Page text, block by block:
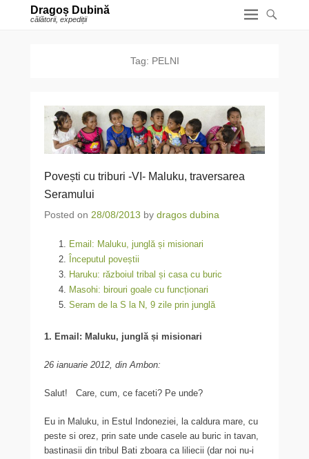
Dragoș Dubină
călătorii, expediții
Tag: PELNI
Povești cu triburi -VI- Maluku, traversarea
Seramului
Posted on 28/08/2013 by dragos dubina
Email: Maluku, junglă și misionari
Începutul poveștii
Haruku: războiul tribal și casa cu buric
Masohi: birouri goale cu funcționari
Seram de la S la N, 9 zile prin junglă
1. Email: Maluku, junglă și misionari
26 ianuarie 2012, din Ambon:
Salut! Care, cum, ce faceti? Pe unde?
Eu in Maluku, in Estul Indoneziei, la caldura mare, cu
peste si orez, prin sate unde casele au buric in tavan,
bastinasii din tribul Bati zboara ca liliecii (dar noi nu-i